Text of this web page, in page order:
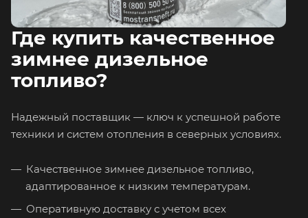
Где купить качественное
зимнее дизельное
топливо?
Надежный поставщик — ключ к успешной работе
техники и систем отопления в северных условиях.
Качественное зимнее дизельное топливо,
адаптированное к низким температурам.
Оперативную доставку с учетом всех